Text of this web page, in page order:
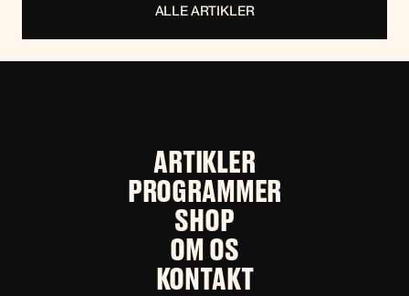
ALLE ARTIKLER
ARTIKLER
PROGRAMMER
SHOP
OM OS
KONTAKT